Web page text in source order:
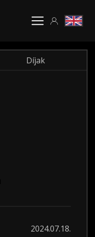
Díjak
2024.07.18.